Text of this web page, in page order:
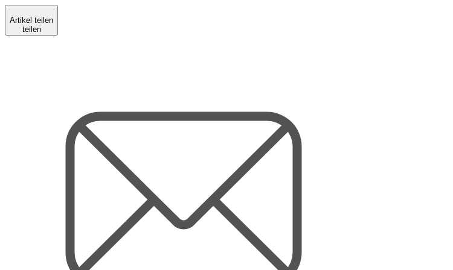
Artikel teilen
teilen